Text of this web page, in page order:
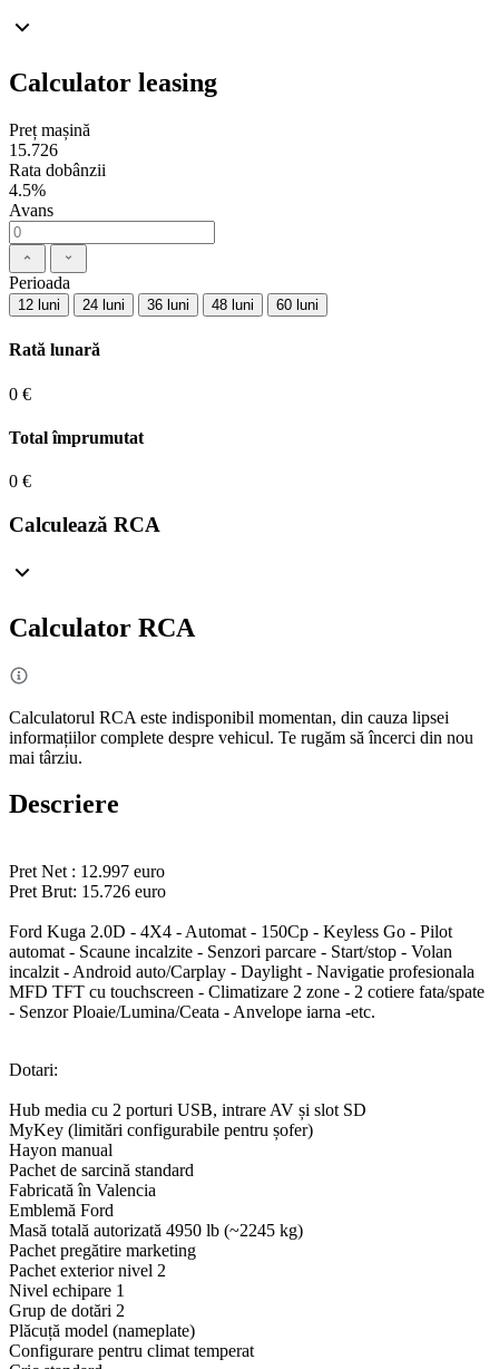
Calculator leasing
Preț mașină
15.726
Rata dobânzii
4.5%
Avans
Perioada
12 luni 24 luni 36 luni 48 luni 60 luni
Rată lunară
0 €
Total împrumutat
0 €
Calculează RCA
Calculator RCA
Calculatorul RCA este indisponibil momentan, din cauza lipsei
informațiilor complete despre vehicul. Te rugăm să încerci din nou
mai târziu.
Descriere
Pret Net : 12.997 euro
Pret Brut: 15.726 euro
Ford Kuga 2.0D - 4X4 - Automat - 150Cp - Keyless Go - Pilot
automat - Scaune incalzite - Senzori parcare - Start/stop - Volan
incalzit - Android auto/Carplay - Daylight - Navigatie profesionala
MFD TFT cu touchscreen - Climatizare 2 zone - 2 cotiere fata/spate
- Senzor Ploaie/Lumina/Ceata - Anvelope iarna -etc.
Dotari:
Hub media cu 2 porturi USB, intrare AV și slot SD
MyKey (limitări configurabile pentru șofer)
Hayon manual
Pachet de sarcină standard
Fabricată în Valencia
Emblemă Ford
Masă totală autorizată 4950 lb (~2245 kg)
Pachet pregătire marketing
Pachet exterior nivel 2
Nivel echipare 1
Grup de dotări 2
Plăcuță model (nameplate)
Configurare pentru climat temperat